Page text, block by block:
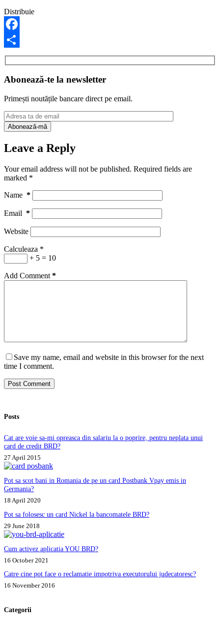
Distribuie
Facebook
Share
Abonează-te la newsletter
Primești noutățile bancare direct pe email.
Leave a Reply
Your email address will not be published. Required fields are
marked *
Name *
Email *
Website
Calculeaza *
+ 5 = 10
Add Comment *
Save my name, email and website in this browser for the next
time I comment.
Post Comment
Posts
Cat are voie sa-mi opreasca din salariu la o poprire, pentru neplata unui
card de credit BRD?
27 April 2015
Pot sa scot bani in Romania de pe un card Postbank Vpay emis in
Germania?
18 April 2020
Pot sa folosesc un card Nickel la bancomatele BRD?
29 June 2018
Cum activez aplicatia YOU BRD?
16 October 2021
Catre cine pot face o reclamatie impotriva executorului judecatoresc?
16 November 2016
Categorii